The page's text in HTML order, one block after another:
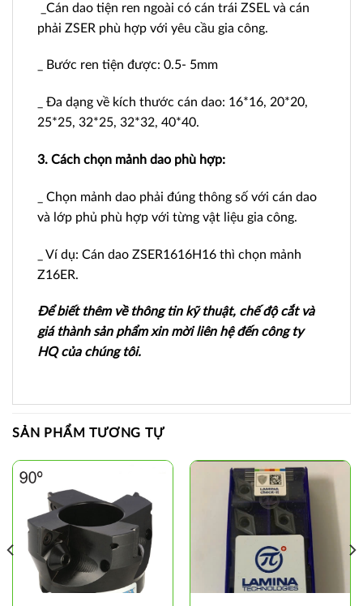
_Cán dao tiện ren ngoài có cán trái ZSEL và cán
phải ZSER phù hợp với yêu cầu gia công.
_ Bước ren tiện được: 0.5- 5mm
_ Đa dạng về kích thước cán dao: 16*16, 20*20,
25*25, 32*25, 32*32, 40*40.
3. Cách chọn mảnh dao phù hợp:
_ Chọn mảnh dao phải đúng thông số với cán dao
và lớp phủ phù hợp với từng vật liệu gia công.
_ Ví dụ: Cán dao ZSER1616H16 thì chọn mảnh
Z16ER.
Để biết thêm về thông tin kỹ thuật, chế độ cắt và
giá thành sản phẩm xin mời liên hệ đến công ty
HQ của chúng tôi.
SẢN PHẨM TƯƠNG TỰ